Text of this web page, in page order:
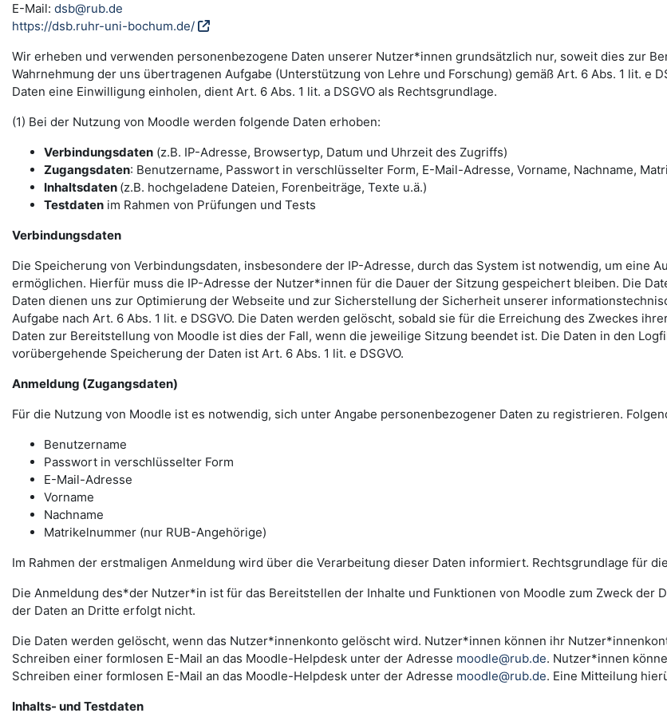
E-Mail: dsb@rub.de
https://dsb.ruhr-uni-bochum.de/
Wir erheben und verwenden personenbezogene Daten unserer Nutzer*innen grundsätzlich nur, soweit dies zur
Wahrnehmung der uns übertragenen Aufgabe (Unterstützung von Lehre und Forschung) gemäß Art. 6 Abs. 1 lit. e
Daten eine Einwilligung einholen, dient Art. 6 Abs. 1 lit. a DSGVO als Rechtsgrundlage.
(1) Bei der Nutzung von Moodle werden folgende Daten erhoben:
Verbindungsdaten (z.B. IP-Adresse, Browsertyp, Datum und Uhrzeit des Zugriffs)
Zugangsdaten: Benutzername, Passwort in verschlüsselter Form, E-Mail-Adresse, Vorname, Nachname,
Inhaltsdaten (z.B. hochgeladene Dateien, Forenbeiträge, Texte u.ä.)
Testdaten im Rahmen von Prüfungen und Tests
Verbindungsdaten
Die Speicherung von Verbindungsdaten, insbesondere der IP-Adresse, durch das System ist notwendig, um eine
ermöglichen. Hierfür muss die IP-Adresse der Nutzer*innen für die Dauer der Sitzung gespeichert bleiben. Die
Daten dienen uns zur Optimierung der Webseite und zur Sicherstellung der Sicherheit unserer
Aufgabe nach Art. 6 Abs. 1 lit. e DSGVO. Die Daten werden gelöscht, sobald sie für die Erreichung des Zweckes
Daten zur Bereitstellung von Moodle ist dies der Fall, wenn die jeweilige Sitzung beendet ist. Die Daten in den
vorübergehende Speicherung der Daten ist Art. 6 Abs. 1 lit. e DSGVO.
Anmeldung (Zugangsdaten)
Für die Nutzung von Moodle ist es notwendig, sich unter Angabe personenbezogener Daten zu registrieren.
Benutzername
Passwort in verschlüsselter Form
E-Mail-Adresse
Vorname
Nachname
Matrikelnummer (nur RUB-Angehörige)
Im Rahmen der erstmaligen Anmeldung wird über die Verarbeitung dieser Daten informiert. Rechtsgrundlage für
Die Anmeldung des*der Nutzer*in ist für das Bereitstellen der Inhalte und Funktionen von Moodle zum Zweck der
der Daten an Dritte erfolgt nicht.
Die Daten werden gelöscht, wenn das Nutzer*innenkonto gelöscht wird. Nutzer*innen können ihr
Schreiben einer formlosen E-Mail an das Moodle-Helpdesk unter der Adresse moodle@rub.de. Nutzer*innen
Schreiben einer formlosen E-Mail an das Moodle-Helpdesk unter der Adresse moodle@rub.de. Eine Mitteilung
Inhalts- und Testdaten